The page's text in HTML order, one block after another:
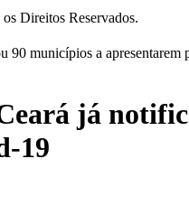
Direitos Reservados.
municípios a apresentarem
já
19